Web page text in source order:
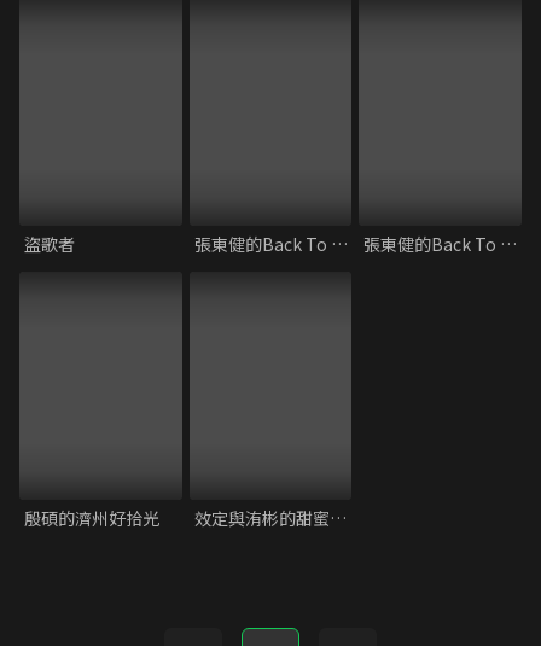
盜歌者 張東健的Back To the Books 第二季 張東健的Back To the Books 第一季
殷碩的濟州好拾光 效定與洧彬的甜蜜小屋